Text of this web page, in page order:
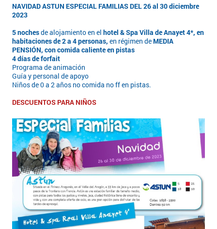
NAVIDAD ASTUN ESPECIAL FAMILIAS DEL 26 al 30 diciembre
2023
5 nochesde alojamiento en el hotel & Spa Villa de Anayet 4*, en
habitaciones de 2 a 4 personas, en régimen de MEDIA
PENSIÓN, con comida caliente en pistas
4 días de forfait
Programa de animación
Guía y personal de apoyo
Niños de 0 a 2 años no comida no ff en pistas.
DESCUENTOS PARA NIÑOS